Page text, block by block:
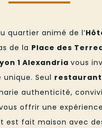
quartier animé de l’
de la Place des
1 Alexandria vous
Seul
authenticité,
offrir une
est fait maison avec